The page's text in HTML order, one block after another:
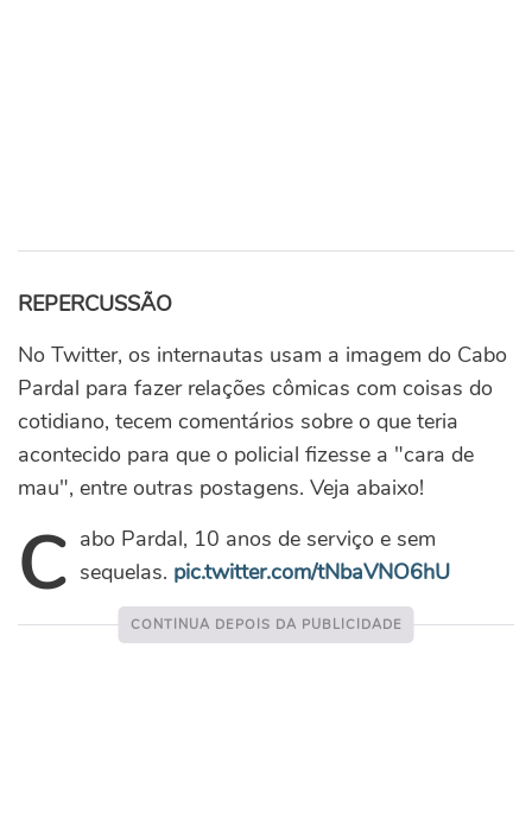
REPERCUSSÃO
No Twitter, os internautas usam a imagem do Cabo
Pardal para fazer relações cômicas com coisas do
cotidiano, tecem comentários sobre o que teria
acontecido para que o policial fizesse a "cara de
mau", entre outras postagens. Veja abaixo!
C abo Pardal, 10 anos de serviço e sem
sequelas. pic.twitter.com/tNbaVNO6hU